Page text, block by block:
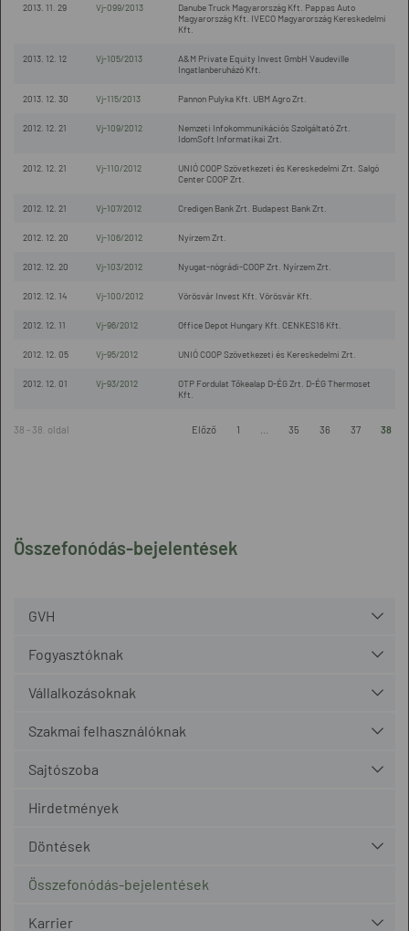
Összefonódás-bejelentések
GVH
Fogyasztóknak
Vállalkozásoknak
Szakmai felhasználóknak
Sajtószoba
Hirdetmények
Döntések
Összefonódás-bejelentések
Karrier
2013. 11. 29 Vj-099/2013
Danube Truck Magyarország Kft. Pappas Auto
Magyarország Kft. IVECO Magyarország Kereskedelmi
Kft.
2013. 12. 12 Vj-105/2013
A&M Private Equity Invest GmbH Vaudeville
Ingatlanberuházó Kft.
2013. 12. 30 Vj-115/2013 Pannon Pulyka Kft. UBM Agro Zrt.
2012. 12. 21 Vj-109/2012
Nemzeti Infokommunikációs Szolgáltató Zrt.
IdomSoft Informatikai Zrt.
2012. 12. 21 Vj-110/2012
UNIÓ COOP Szövetkezeti és Kereskedelmi Zrt. Salgó
Center COOP Zrt.
2012. 12. 21 Vj-107/2012 Credigen Bank Zrt. Budapest Bank Zrt.
2012. 12. 20 Vj-106/2012 Nyírzem Zrt.
2012. 12. 20 Vj-103/2012 Nyugat-nógrádi-COOP Zrt. Nyírzem Zrt.
2012. 12. 14 Vj-100/2012 Vörösvár Invest Kft. Vörösvár Kft.
2012. 12. 11 Vj-96/2012 Office Depot Hungary Kft. CENKES16 Kft.
2012. 12. 05 Vj-95/2012 UNIÓ COOP Szövetkezeti és Kereskedelmi Zrt.
2012. 12. 01 Vj-93/2012
OTP Fordulat Tőkealap D-ÉG Zrt. D-ÉG Thermoset
Kft.
38 - 38. oldal Előző 1 35 36 37 38